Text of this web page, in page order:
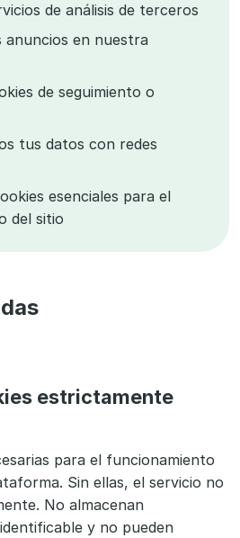
de análisis de terceros
anuncios en nuestra
de seguimiento o
tus datos con redes
esenciales para el
del sitio
estrictamente
para el funcionamiento
Sin ellas, el servicio no
No almacenan
y no pueden